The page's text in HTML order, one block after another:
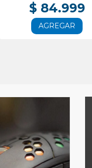
$ 84.999
AGREGAR